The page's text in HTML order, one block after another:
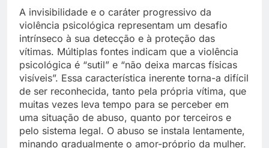
A invisibilidade e o caráter progressivo da
violência psicológica representam um desafio
intrínseco à sua detecção e à proteção das
vítimas. Múltiplas fontes indicam que a violência
psicológica é “sutil” e “não deixa marcas físicas
visíveis”. Essa característica inerente torna-a difícil
de ser reconhecida, tanto pela própria vítima, que
muitas vezes leva tempo para se perceber em
uma situação de abuso, quanto por terceiros e
pelo sistema legal. O abuso se instala lentamente,
minando gradualmente o amor-próprio da mulher.